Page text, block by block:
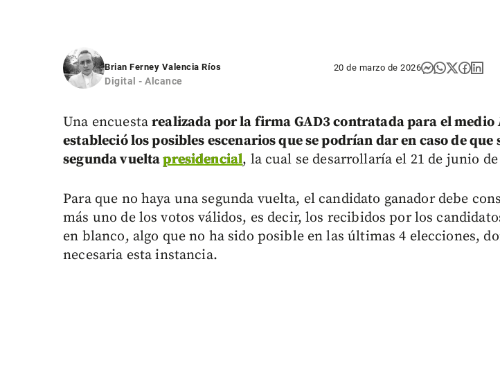
Brian Ferney Valencia Ríos
Digital - Alcance
20 de marzo de 2026
Una encuestarealizada por la firma GAD3 contratada para el medio
estableció los posibles escenarios que se podrían dar en caso de que
segunda vueltapresidencial, la cual se desarrollaría el 21 de junio de
Para que no haya una segunda vuelta, el candidato ganador debe
más uno de los votos válidos, es decir, los recibidos por los
en blanco, algo que no ha sido posible en las últimas 4 elecciones,
necesaria esta instancia.